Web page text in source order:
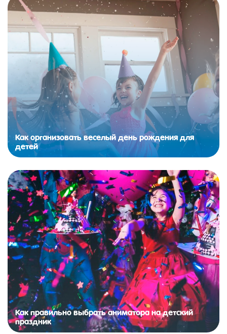
Как организовать веселый день рождения для
детей
Как правильно выбрать аниматора на детский
праздник